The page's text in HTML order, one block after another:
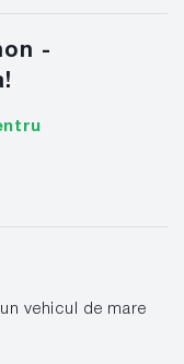
-
vehicul de mare